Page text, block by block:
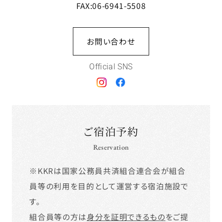
FAX:06-6941-5508
お問い合わせ
Official SNS
ご宿泊予約
Reservation
※KKRは国家公務員共済組合連合会が組合
員等の利用を目的として運営する宿泊施設で
す。
組合員等の方は身分を証明できるものをご提